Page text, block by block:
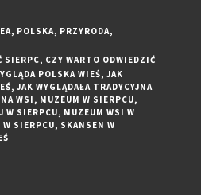
, POLSKA, PRZYRODA,
SIERPC, CZY WARTO ODWIEDZIĆ
POLSKA WIEŚ, JAK
, JAK WYGLĄDAŁA TRADYCYJNA
WSI , MUZEUM W SIERPCU,
W SIERPCU, MUZEUM WSI W
W SIERPCU, SKANSEN W